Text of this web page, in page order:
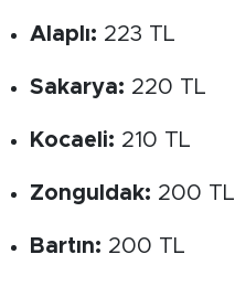
Alaplı: 223 TL
Sakarya: 220 TL
Kocaeli: 210 TL
Zonguldak: 200 TL
Bartın: 200 TL